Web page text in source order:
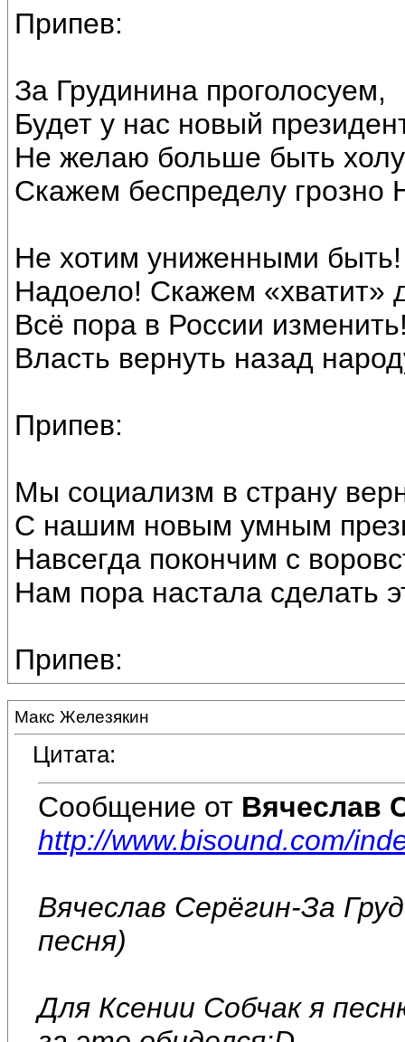
Припев:
За Грудинина проголосуем,
Будет у нас новый
Не желаю больше быть
Скажем беспределу грозно
Не хотим униженными быть!
Надоело! Скажем «хватит»
Всё пора в России
Власть вернуть назад
Припев:
Мы социализм в страну
С нашим новым умным
Навсегда покончим с
Нам пора настала сделать
Припев:
Макс Железякин
Цитата:
Сообщение от Вячеслав
http://www.bisound.com/
Вячеслав Серёгин-За
песня)
Для Ксении Собчак я